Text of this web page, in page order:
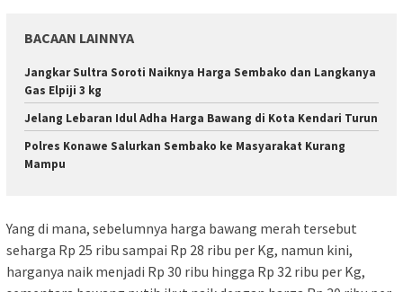
BACAAN LAINNYA
Jangkar Sultra Soroti Naiknya Harga Sembako dan Langkanya
Gas Elpiji 3 kg
Jelang Lebaran Idul Adha Harga Bawang di Kota Kendari Turun
Polres Konawe Salurkan Sembako ke Masyarakat Kurang
Mampu
Yang di mana, sebelumnya harga bawang merah tersebut
seharga Rp 25 ribu sampai Rp 28 ribu per Kg, namun kini,
harganya naik menjadi Rp 30 ribu hingga Rp 32 ribu per Kg,